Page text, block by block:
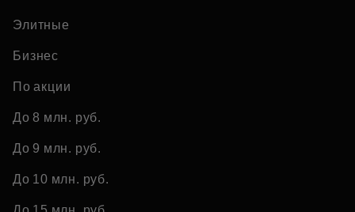
Элитные
Бизнес
По акции
До 8 млн. руб.
До 9 млн. руб.
До 10 млн. руб.